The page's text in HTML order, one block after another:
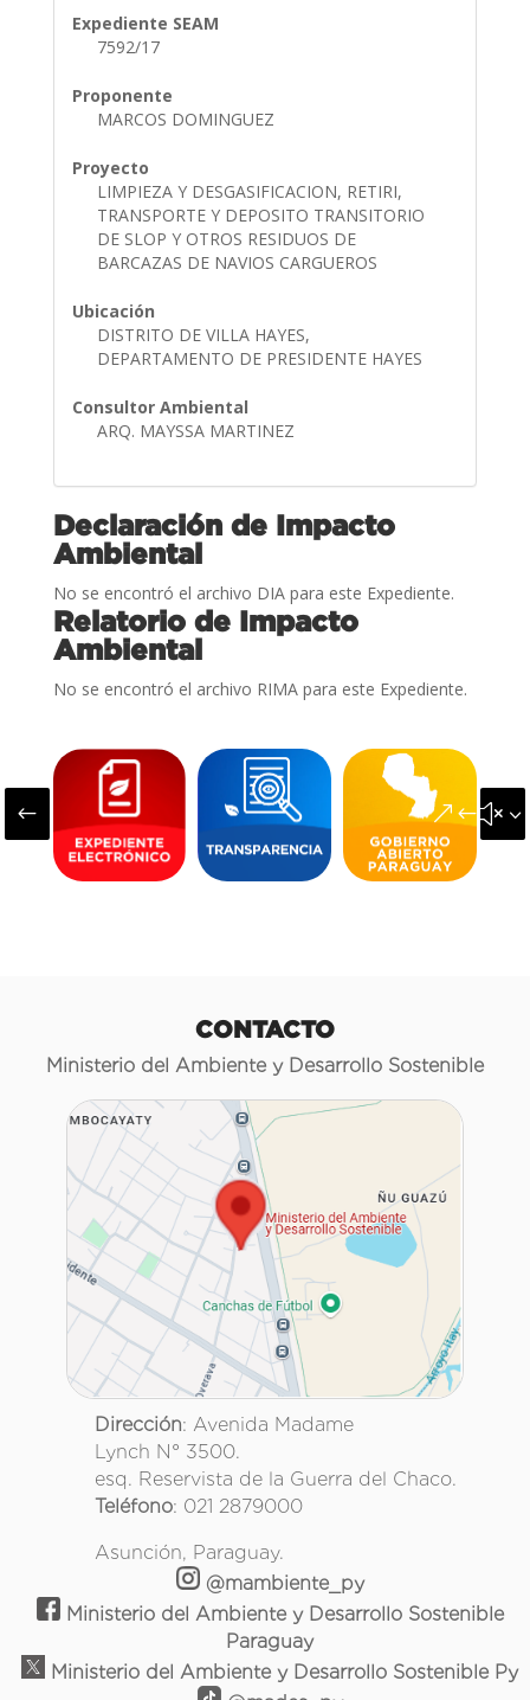
Expediente SEAM
7592/17
Proponente
MARCOS DOMINGUEZ
Proyecto
LIMPIEZA Y DESGASIFICACION, RETIRI,
TRANSPORTE Y DEPOSITO TRANSITORIO
DE SLOP Y OTROS RESIDUOS DE
BARCAZAS DE NAVIOS CARGUEROS
Ubicación
DISTRITO DE VILLA HAYES,
DEPARTAMENTO DE PRESIDENTE HAYES
Consultor Ambiental
ARQ. MAYSSA MARTINEZ
Declaración de Impacto
Ambiental
No se encontró el archivo DIA para este Expediente.
Relatorio de Impacto
Ambiental
No se encontró el archivo RIMA para este Expediente.
#
CONTACTO
Ministerio del Ambiente y Desarrollo Sostenible
Dirección: Avenida Madame
Lynch N° 3500.
esq. Reservista de la Guerra del Chaco.
Teléfono: 021 2879000
Asunción, Paraguay.
@mambiente_py
Ministerio del Ambiente y Desarrollo Sostenible
Paraguay
Ministerio del Ambiente y Desarrollo Sostenible Py